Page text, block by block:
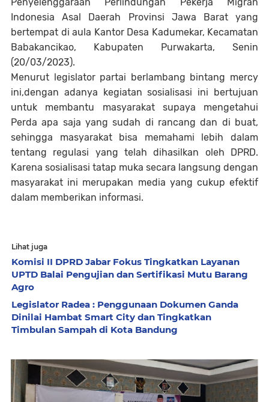
Indonesia Asal Daerah Provinsi Jawa Barat yang
bertempat di aula Kantor Desa Kadumekar, Kecamatan
Babakancikao, Kabupaten Purwakarta, Senin
(20/03/2023).
Menurut legislator partai berlambang bintang mercy
ini,dengan adanya kegiatan sosialisasi ini bertujuan
untuk membantu masyarakat supaya mengetahui
Perda apa saja yang sudah di rancang dan di buat,
sehingga masyarakat bisa memahami lebih dalam
tentang regulasi yang telah dihasilkan oleh DPRD.
Karena sosialisasi tatap muka secara langsung dengan
masyarakat ini merupakan media yang cukup efektif
dalam memberikan informasi.
Lihat juga
Komisi II DPRD Jabar Fokus Tingkatkan Layanan
UPTD Balai Pengujian dan Sertifikasi Mutu Barang
Agro
Legislator Radea : Penggunaan Dokumen Ganda
Dinilai Hambat Smart City dan Tingkatkan
Timbulan Sampah di Kota Bandung